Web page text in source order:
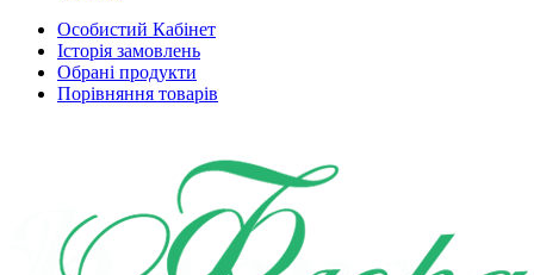
Особистий Кабінет
Історія замовлень
Обрані продукти
Порівняння товарів